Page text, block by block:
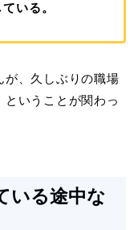
いる。
、久しぶりの職場
いうことが関わっ
いる途中な